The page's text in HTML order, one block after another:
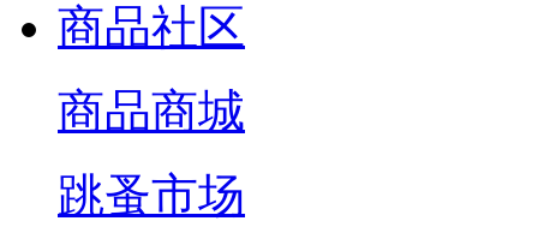
商品社区
商品商城
跳蚤市场